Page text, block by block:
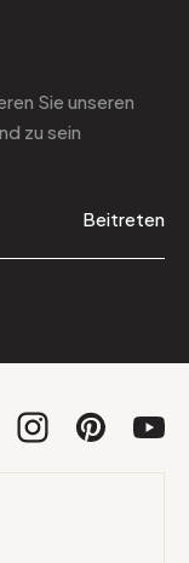
Sie unseren
zu sein
Beitreten